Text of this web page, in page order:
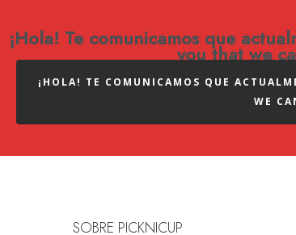
¡Hola! Te comunicamos que
you that we
¡HOLA! TE COMUNICAMOS QUE
WE
SOBRE PICKNICUP